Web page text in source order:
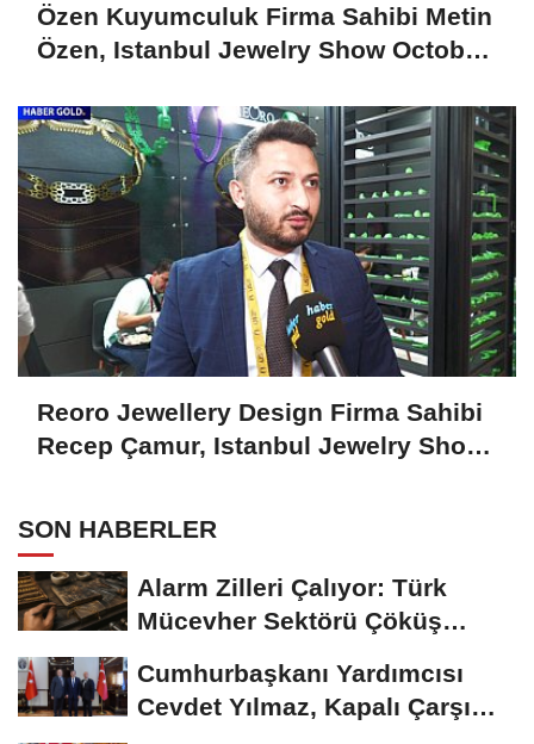
Özen Kuyumculuk Firma Sahibi Metin
Özen, Istanbul Jewelry Show October
Reoro Jewellery Design Firma Sahibi
Recep Çamur, Istanbul Jewelry Show
SON HABERLER
Alarm Zilleri Çalıyor: Türk
Mücevher Sektörü Çöküş
Cumhurbaşkanı Yardımcısı
Cevdet Yılmaz, Kapalı Çarşı